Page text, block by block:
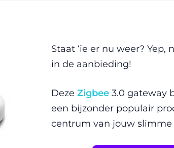
Staat ‘ie er nu weer? Yep,
in de aanbieding!
DezeZigbee 3.0 gateway
een bijzonder populair
centrum van jouw slimme